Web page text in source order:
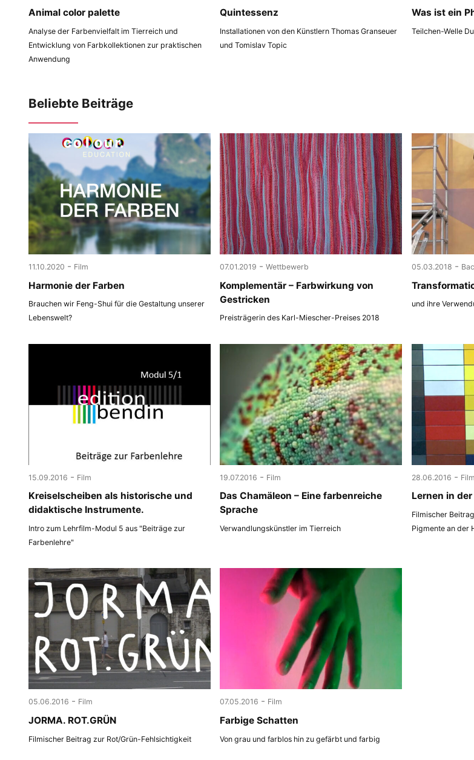
Animal color palette
Analyse der Farbenvielfalt im Tierreich und
Entwicklung von Farbkollektionen zur praktischen
Anwendung
Quintessenz
Installationen von den Künstlern Thomas Granseuer
und Tomislav Topic
Was ist ein
Teilchen-Welle
Beliebte Beiträge
11.10.2020 - Film
Harmonie der Farben
Brauchen wir Feng-Shui für die Gestaltung unserer
Lebenswelt?
07.01.2019 - Wettbewerb
Komplementär – Farbwirkung von
Gestricken
Preisträgerin des Karl-Miescher-Preises 2018
05.03.2018 -
und ihre
15.09.2016 - Film
Kreiselscheiben als historische und
didaktische Instrumente.
Intro zum Lehrfilm-Modul 5 aus "Beiträge zur
Farbenlehre"
19.07.2016 - Film
Das Chamäleon – Eine farbenreiche
Sprache
Verwandlungskünstler im Tierreich
28.06.2016 - Film
Lernen in
Filmischer
Pigmente an der
05.06.2016 - Film
JORMA. ROT.GRÜN
Filmischer Beitrag zur Rot/Grün-Fehlsichtigkeit
07.05.2016 - Film
Farbige Schatten
Von grau und farblos hin zu gefärbt und farbig